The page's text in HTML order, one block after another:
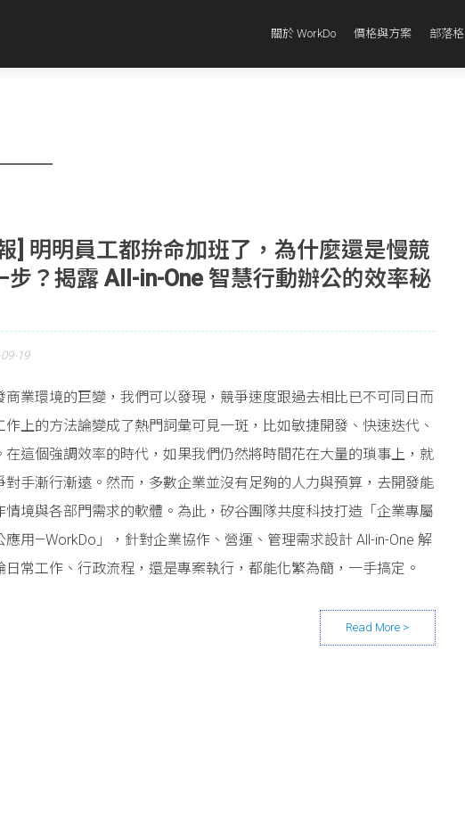
關於 WorkDo 價格與方案 部落格
] 明明員工都拚命加班了，為什麼還是慢競
步？揭露 All-in-One 智慧行動辦公的效率秘
19
商業環境的巨變，我們可以發現，競爭速度跟過去相比已不可同日而
作上的方法論變成了熱門詞彙可見一斑，比如敏捷開發、快速迭代、
在這個強調效率的時代，如果我們仍然將時間花在大量的瑣事上，就
對手漸行漸遠。然而，多數企業並沒有足夠的人力與預算，去開發能
情境與各部門需求的軟體。為此，矽谷團隊共度科技打造「企業專屬
應用—WorkDo」，針對企業協作、營運、管理需求設計 All-in-One 解
日常工作、行政流程，還是專案執行，都能化繁為簡，一手搞定。